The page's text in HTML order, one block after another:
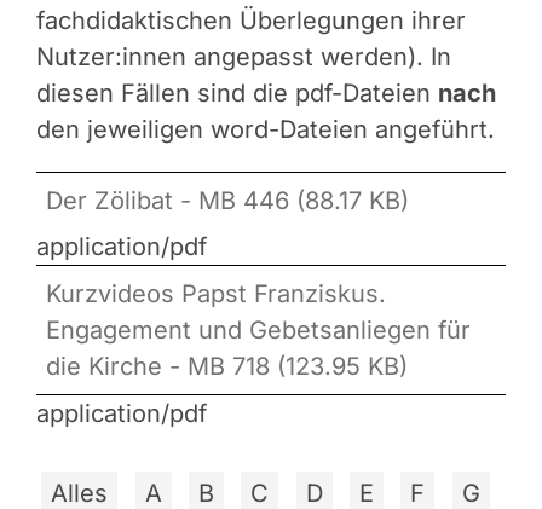
fachdidaktischen Überlegungen ihrer
Nutzer:innen angepasst werden). In
diesen Fällen sind die pdf-Dateien nach
den jeweiligen word-Dateien angeführt.
Der Zölibat - MB 446 (88.17 KB)
application/pdf
Kurzvideos Papst Franziskus.
Engagement und Gebetsanliegen für
die Kirche - MB 718 (123.95 KB)
application/pdf
Alles A B C D E F
G